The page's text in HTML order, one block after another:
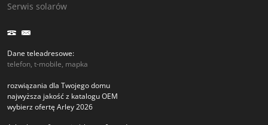
Serwis solarów
Dane teleadresowe:
telefon, t-mobile, mapka
rozwiązania dla Twojego domu
najwyższa jakość z katalogu OEM
wybierz ofertę Arley 2026